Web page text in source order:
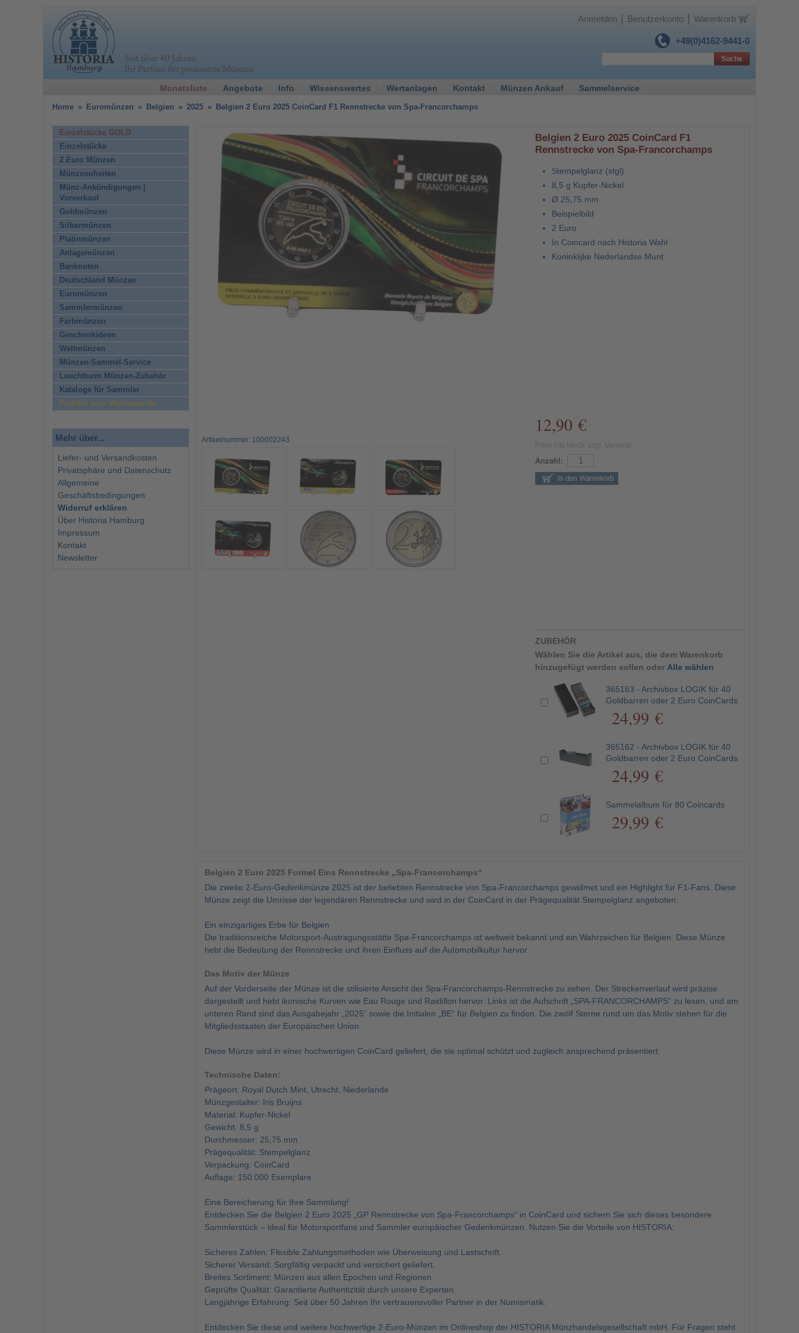
+49(0)4162-9441-0
Anmelden Benutzerkonto Warenkorb
Monatsliste Angebote Info Wissenswertes Wertanlagen Kontakt Münzen Ankauf Sammelservice
Suche
Home » Euromünzen » Belgien » 2025 » Belgien 2 Euro 2025 CoinCard F1 Rennstrecke von Spa-Francorchamps
Artikelnummer: 100002243
Belgien 2 Euro 2025 CoinCard F1
Rennstrecke von Spa-Francorchamps
Stempelglanz (stgl)
8,5 g Kupfer-Nickel
Ø 25,75 mm
Beispielbild
2 Euro
In Coincard nach Historia Wahl
Koninklijke Nederlandse Munt
12,90 €
Anzahl:
ZUBEHÖR
Wählen Sie die Artikel aus, die dem Warenkorb
hinzugefügt werden sollen oder Alle wählen
365163 - Archivbox LOGIK für 40
Goldbarren oder 2 Euro CoinCards
24,99 €
365162 - Archivbox LOGIK für 40
Goldbarren oder 2 Euro CoinCards
24,99 €
Sammelalbum für 80 Coincards
29,99 €
Belgien 2 Euro 2025 Formel Eins Rennstrecke „Spa-Francorchamps“
Die zweite 2-Euro-Gedenkmünze 2025 ist der beliebten Rennstrecke von Spa-Francorchamps gewidmet und ein Highlight für F1-Fans. Diese
Münze zeigt die Umrisse der legendären Rennstrecke und wird in der CoinCard in der Prägequalität Stempelglanz angeboten.
Ein einzigartiges Erbe für Belgien
Die traditionsreiche Motorsport-Austragungsstätte Spa-Francorchamps ist weltweit bekannt und ein Wahrzeichen für Belgien. Diese Münze
hebt die Bedeutung der Rennstrecke und ihren Einfluss auf die Automobilkultur hervor.
Das Motiv der Münze
Auf der Vorderseite der Münze ist die stilisierte Ansicht der Spa-Francorchamps-Rennstrecke zu sehen. Der Streckenverlauf wird präzise
dargestellt und hebt ikonische Kurven wie Eau Rouge und Raidillon hervor. Links ist die Aufschrift „SPA-FRANCORCHAMPS“ zu lesen, und am
unteren Rand sind das Ausgabejahr „2025“ sowie die Initialen „BE“ für Belgien zu finden. Die zwölf Sterne rund um das Motiv stehen für die
Mitgliedsstaaten der Europäischen Union.
Diese Münze wird in einer hochwertigen CoinCard geliefert, die sie optimal schützt und zugleich ansprechend präsentiert.
Technische Daten:
Prägeort: Royal Dutch Mint, Utrecht, Niederlande
Münzgestalter: Iris Bruijns
Material: Kupfer-Nickel
Gewicht: 8,5 g
Durchmesser: 25,75 mm
Prägequalität: Stempelglanz
Verpackung: CoinCard
Auflage: 150.000 Exemplare
Eine Bereicherung für Ihre Sammlung!
Entdecken Sie die Belgien 2 Euro 2025 „GP Rennstrecke von Spa-Francorchamps“ in CoinCard und sichern Sie sich dieses besondere
Sammlerstück – ideal für Motorsportfans und Sammler europäischer Gedenkmünzen. Nutzen Sie die Vorteile von HISTORIA:
Sicheres Zahlen: Flexible Zahlungsmethoden wie Überweisung und Lastschrift.
Sicherer Versand: Sorgfältig verpackt und versichert geliefert.
Breites Sortiment: Münzen aus allen Epochen und Regionen.
Geprüfte Qualität: Garantierte Authentizität durch unsere Experten.
Langjährige Erfahrung: Seit über 50 Jahren Ihr vertrauensvoller Partner in der Numismatik.
Entdecken Sie diese und weitere hochwertige 2-Euro-Münzen im Onlineshop der HISTORIA Münzhandelsgesellschaft mbH. Für Fragen steht
Einzelstücke GOLD
Einzelstücke
2 Euro Münzen
Münzneuheiten
Münz-Ankündigungen |
Vorverkauf
Goldmünzen
Silbermünzen
Platinmünzen
Anlagemünzen
Banknoten
Deutschland Münzen
Euromünzen
Sammlermünzen
Farbmünzen
Geschenkideen
Weltmünzen
Münzen-Sammel-Service
Leuchtturm Münzen-Zubehör
Kataloge für Sammler
Preishit zum Wochenende
Mehr über...
Liefer- und Versandkosten
Privatsphäre und Datenschutz
Allgemeine
Geschäftsbedingungen
Widerruf erklären
Über Historia Hamburg
Impressum
Kontakt
Newsletter